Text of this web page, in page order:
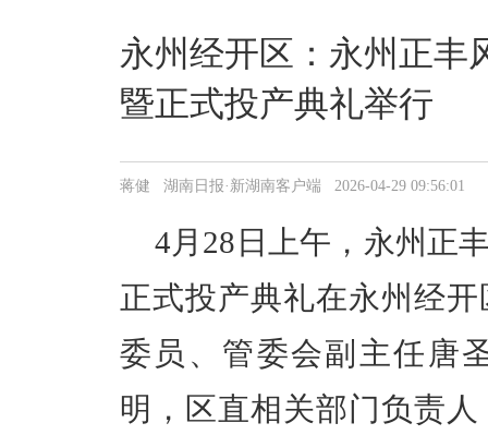
永州经开区：永州正丰
暨正式投产典礼举行
蒋健 湖南日报·新湖南客户端 2026-04-29 09:56:01
4月 28 日上午，永州正
正式投产典礼在永州经
委员、管委会副主任唐
明，区直相关部门负责